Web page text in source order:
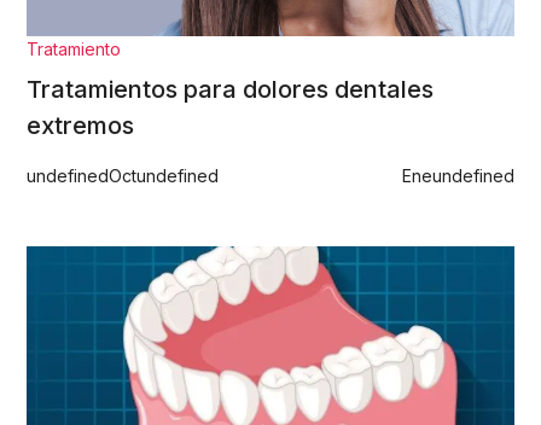
Tratamiento
Tratamientos para dolores dentales
extremos
undefinedOctundefined Eneundefined